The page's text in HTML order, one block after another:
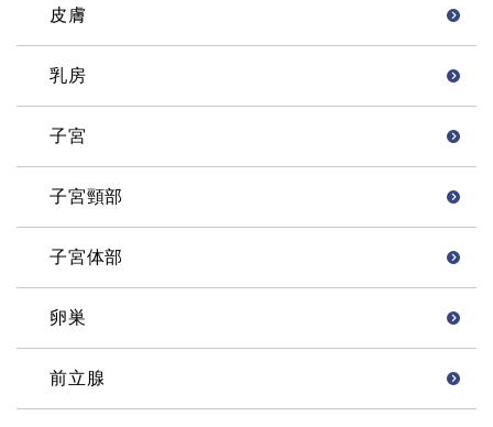
皮膚
乳房
子宮
子宮頸部
子宮体部
卵巣
前立腺